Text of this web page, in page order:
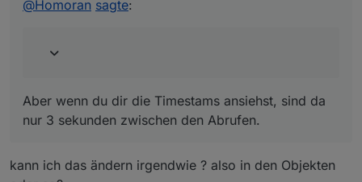
@Homoran sagte:
Aber wenn du dir die Timestams ansiehst, sind da
nur 3 sekunden zwischen den Abrufen.
kann ich das ändern irgendwie ? also in den Objekten